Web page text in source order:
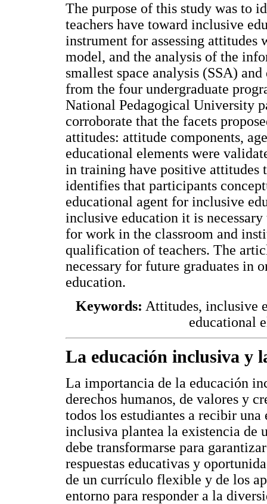
The purpose of this study was to
teachers have toward inclusive
instrument for assessing attitudes
model, and the analysis of the
smallest space analysis (SSA)
from the four undergraduate
National Pedagogical University
corroborate that the facets
attitudes: attitude components,
educational elements were
in training have positive attitudes
identifies that participants
educational agent for inclusive
inclusive education it is
for work in the classroom and
qualification of teachers. The
necessary for future graduates in
education.
Keywords: Attitudes, inclusive
educational
La educación inclusiva y
La importancia de la educación
derechos humanos, de valores y
todos los estudiantes a recibir
inclusiva plantea la existencia de
debe transformarse para
respuestas educativas y
de un currículo flexible y de los
entorno para responder a la